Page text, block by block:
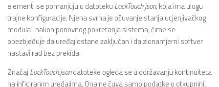
elementi se pohranjuju u datoteku LockTouch.json, koja ima ulogu
trajne konfiguracije. Njena svrha je očuvanje stanja ucjenjivačkog
modula i nakon ponovnog pokretanja sistema, čime se
obezbjeđuje da uređaj ostane zaključan i da zlonamjerni softver
nastavi rad bez prekida.
Značaj LockTouch.jsondatoteke ogleda se u održavanju kontinuiteta
na inficiranim uređajima. Ona ne čuva samo podatke o otkupnini,